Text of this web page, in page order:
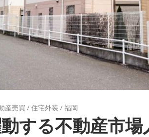
産売買/住宅外装/福岡
する不動産市場